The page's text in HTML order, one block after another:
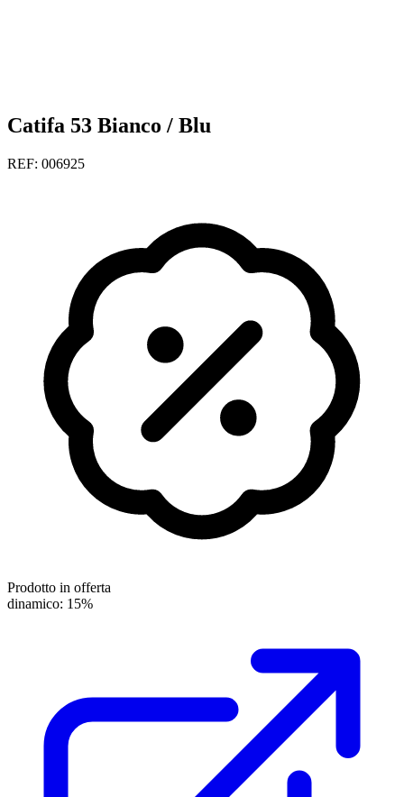
Catifa 53 Bianco / Blu
REF: 006925
Prodotto in offerta
dinamico: 15%